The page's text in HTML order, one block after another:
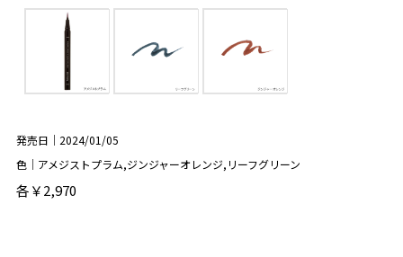
発売日｜2024/01/05
色｜アメジストプラム,ジンジャーオレンジ,リーフグリーン
各￥2,970